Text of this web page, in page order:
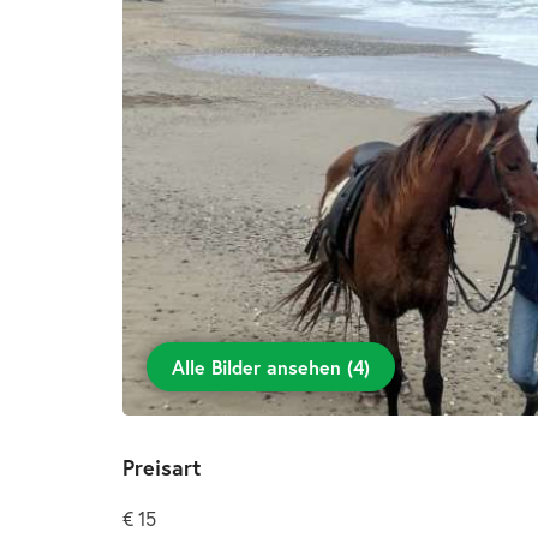
Alle Bilder ansehen (4)
Preisart
€ 15